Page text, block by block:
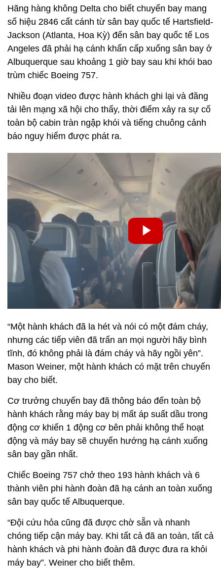
Hãng hàng không Delta cho biết chuyến bay mang
số hiệu 2846 cất cánh từ sân bay quốc tế Hartsfield-
Jackson (Atlanta, Hoa Kỳ) đến sân bay quốc tế Los
Angeles đã phải hạ cánh khẩn cấp xuống sân bay ở
Albuquerque sau khoảng 1 giờ bay sau khi khói bao
trùm chiếc Boeing 757.
Nhiều đoạn video được hành khách ghi lại và đăng
tải lên mạng xã hội cho thấy, thời điểm xảy ra sự cố
toàn bộ cabin tràn ngập khói và tiếng chuông cảnh
báo nguy hiểm được phát ra.
“Một hành khách đã la hét và nói có một đám cháy,
nhưng các tiếp viên đã trấn an mọi người hãy bình
tĩnh, đó không phải là đám cháy và hãy ngồi yên”.
Mason Weiner, một hành khách có mặt trên chuyến
bay cho biết.
Cơ trưởng chuyến bay đã thông báo đến toàn bộ
hành khách rằng máy bay bị mất áp suất dầu trong
động cơ khiến 1 động cơ bên phải không thể hoạt
động và máy bay sẽ chuyển hướng hạ cánh xuống
sân bay gần nhất.
Chiếc Boeing 757 chở theo 193 hành khách và 6
thành viên phi hành đoàn đã hạ cánh an toàn xuống
sân bay quốc tế Albuquerque.
“Đội cứu hỏa cũng đã được chờ sẵn và nhanh
chóng tiếp cận máy bay. Khi tất cả đã an toàn, tất cả
hành khách và phi hành đoàn đã được đưa ra khỏi
máy bay”. Weiner cho biết thêm.